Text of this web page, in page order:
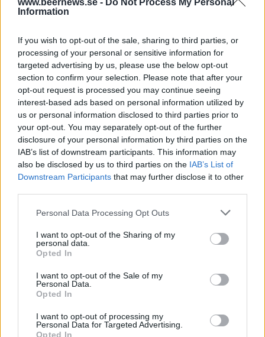
www.beernews.se - Do Not Process My Personal
Information
If you wish to opt-out of the sale, sharing to third parties, or
processing of your personal or sensitive information for
targeted advertising by us, please use the below opt-out
section to confirm your selection. Please note that after your
opt-out request is processed you may continue seeing
interest-based ads based on personal information utilized by
us or personal information disclosed to third parties prior to
your opt-out. You may separately opt-out of the further
disclosure of your personal information by third parties on the
IAB’s list of downstream participants. This information may
also be disclosed by us to third parties on the IAB’s List of
Downstream Participants that may further disclose it to other
Personal Data Processing Opt Outs
I want to opt-out of the Sharing of my
personal data.
Opted In
I want to opt-out of the Sale of my
Personal Data.
Opted In
I want to opt-out of processing my
Personal Data for Targeted Advertising.
Opted In
Aspen Beer dracks av besättningen på rymdskeppet
Nostromo och har sedan dess blivit något av en
kultfavorit. Mest känd är den från scenen där kapten
Dallas tar en klunk av ölet precis innan en aggressiv
liten varelse bryter sig igenom hans kollegas
bröstkorg och snabbt försvinner bort i rymdskeppets
mörka vrår.
Angel City Brewing i Los Angeles har försökt
återskapa både utseendet och smaken på ölet. De
från originalfilmen för att ta fram den ikoniska
burken, komplett med Weyland-Yutanis logotyp och
det bevingade emblemet.
– Vi ville vara så trogna originalet som möjligt, säger
Kelsey Damassa, marknadschef på Angel City
filmen och funderade på vad besättningen på ett